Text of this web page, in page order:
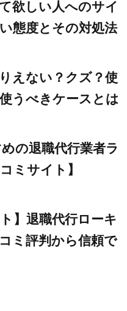
欲しい人へのサイ
態度とその対処法
えない？クズ？使
うべきケースとは
の退職代行業者ラ
ミサイト】
】退職代行ローキ
ミ評判から信頼で